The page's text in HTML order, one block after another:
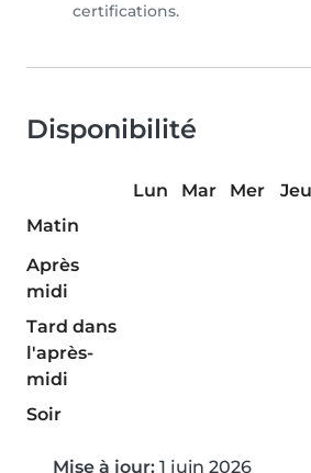
certifications.
Disponibilité
Lun Mar Mer Jeu
Matin
Après
midi
Tard dans
l'après-
midi
Soir
Mise à jour: 1 juin 2026